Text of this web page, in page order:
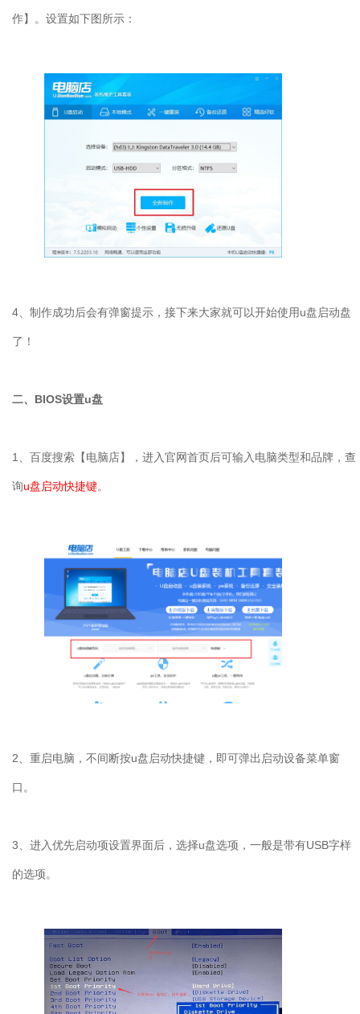
作】。设置如下图所示：
4 、制作成功后会有弹窗提示，接下来大家就可以开始使用u盘启动盘
了！
二、 BIOS设置u盘
1 、百度搜索【电脑店】，进入官网首页后可输入电脑类型和品牌，查
询u盘启动快捷键。
2 、重启电脑，不间断按u盘启动快捷键，即可弹出启动设备菜单窗
口。
3 、进入优先启动项设置界面后，选择u盘选项，一般是带有USB字样
的选项。